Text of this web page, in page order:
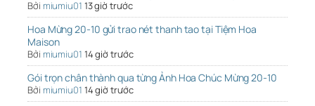
Bởi miumiu01 13 giờ trước
Hoa Mừng 20-10 gửi trao nét thanh tao tại Tiệm Hoa
Maison
Bởi miumiu01 14 giờ trước
Gói trọn chân thành qua từng Ảnh Hoa Chúc Mừng 20-10
Bởi miumiu01 14 giờ trước